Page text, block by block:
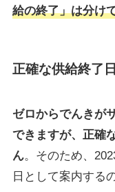
給の終了」は分け
正確な供給終了
ゼロからでんきが
できますが、正確
ん。そのため、
日として案内する